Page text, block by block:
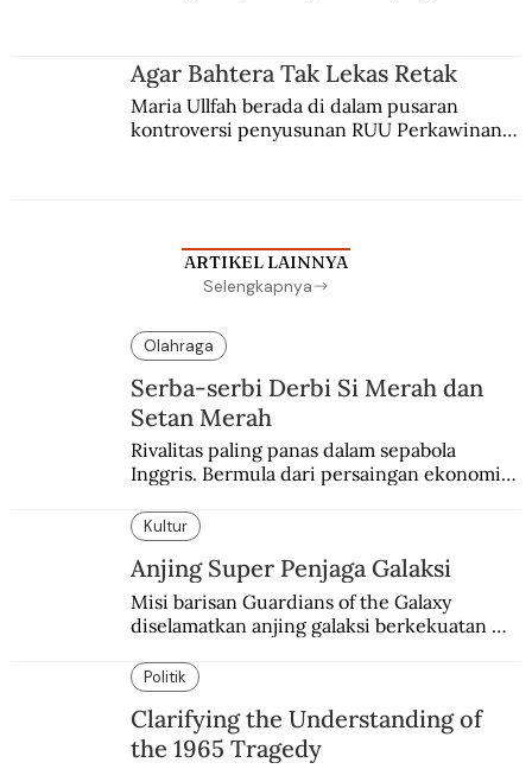
Agar Bahtera Tak Lekas Retak
Maria Ullfah berada di dalam pusaran
kontroversi penyusunan RUU Perkawinan.
ARTIKEL LAINNYA
Selengkapnya
Olahraga
Serba-serbi Derbi Si Merah dan
Setan Merah
Rivalitas paling panas dalam sepabola
Inggris. Bermula dari persaingan ekonomi
Kultur
Anjing Super Penjaga Galaksi
Misi barisan Guardians of the Galaxy
diselamatkan anjing galaksi berkekuatan
si martir antariksa Soviet.
Politik
Clarifying the Understanding of
the 1965 Tragedy